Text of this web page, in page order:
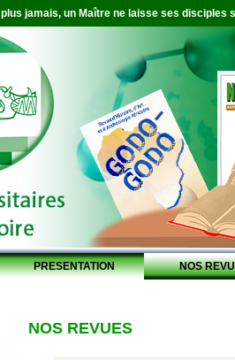
jamais, un Maître ne laisse ses disciples
PRESENTATION NOS
NOS REVUES